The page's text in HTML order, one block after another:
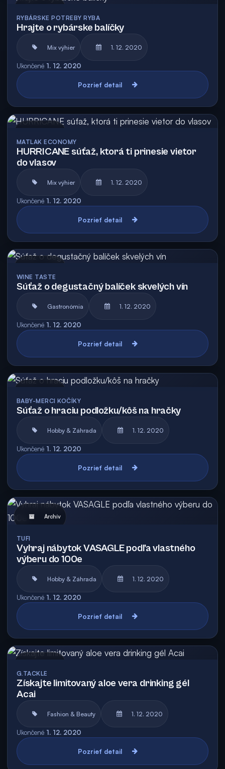
RYBÁRSKE POTREBY RYBA
Hrajte o rybárske balíčky
Mix výhier 1. 12. 2020
Ukončené 1. 12. 2020
Pozrieť detail
MATLAK ECONOMY
HURRICANE súťaž, ktorá ti prinesie vietor
do vlasov
Mix výhier 1. 12. 2020
Ukončené 1. 12. 2020
Pozrieť detail
WINE TASTE
Súťaž o degustačný balíček skvelých vín
Gastronómia 1. 12. 2020
Ukončené 1. 12. 2020
Pozrieť detail
BABY-MERCI KOČÍKY
Súťaž o hraciu podložku/kôš na hračky
Hobby & Záhrada 1. 12. 2020
Ukončené 1. 12. 2020
Pozrieť detail
Archív
TUFI
Vyhraj nábytok VASAGLE podľa vlastného
výberu do 100e
Hobby & Záhrada 1. 12. 2020
Ukončené 1. 12. 2020
Pozrieť detail
G.TACKLE
Získajte limitovaný aloe vera drinking gél
Acai
Fashion & Beauty 1. 12. 2020
Ukončené 1. 12. 2020
Pozrieť detail